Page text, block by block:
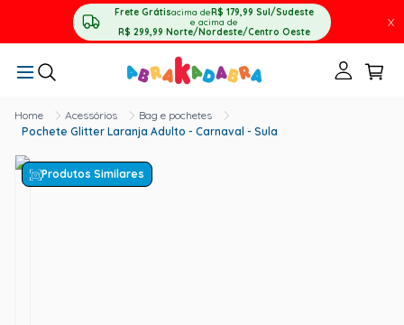
Frete Grátisacima deR$ 179,99 Sul/Sudeste
e acima de
R$ 299,99 Norte/Nordeste/Centro Oeste
X
Acessórios
Bag e pochetes
Pochete Glitter Laranja Adulto - Carnaval - Sula
Produtos Similares